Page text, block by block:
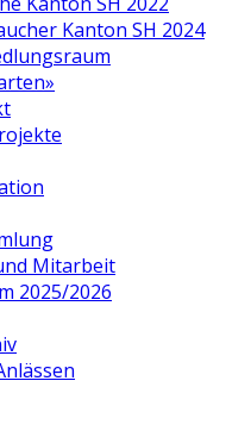
Kanton SH 2024
Mitarbeit
2025/2026